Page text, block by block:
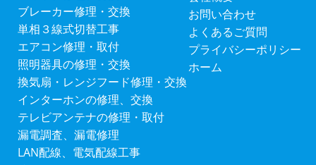
ブレーカー修理・交換
単相３線式切替工事
エアコン修理・取付
照明器具の修理・交換
換気扇・レンジフード修理・交換
インターホンの修理、交換
テレビアンテナの修理・取付
漏電調査、漏電修理
LAN配線、電気配線工事
お問い合わせ
よくあるご質問
プライバシーポリシー
ホーム